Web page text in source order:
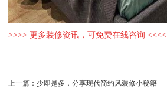
>>>> 更多装修资讯，可免费在线咨询 <<<<
上一篇：少即是多，分享现代简约风装修小秘籍